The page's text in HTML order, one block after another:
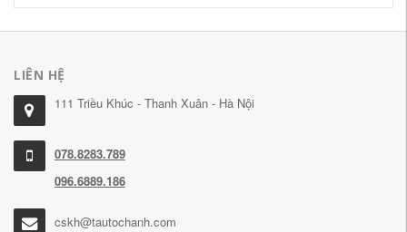
LIÊN HỆ
111 Triều Khúc - Thanh Xuân - Hà Nội
078.8283.789
096.6889.186
cskh@tautochanh.com